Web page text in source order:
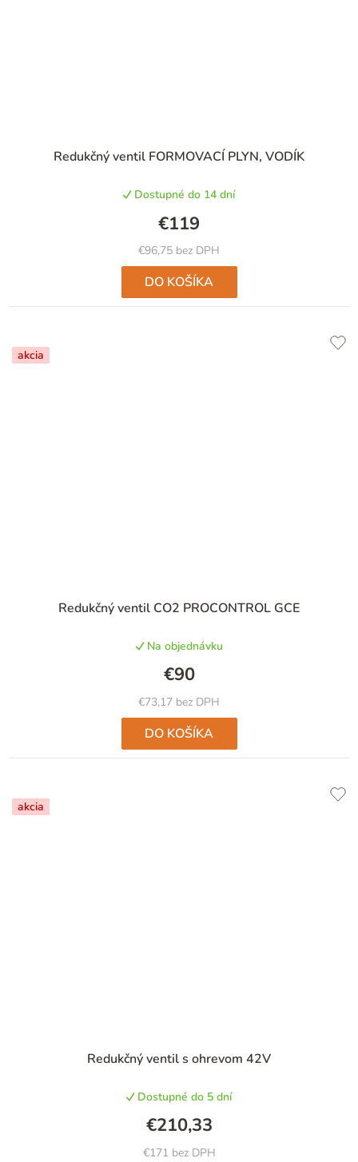
Redukčný ventil FORMOVACÍ PLYN, VODÍK
Dostupné do 14 dní
€96,75 bez DPH
€119
DO KOŠÍKA
akcia
Redukčný ventil CO2 PROCONTROL GCE
hodnotenie
je
5,0
z
5
hviezdičiek.
Na objednávku
€73,17 bez DPH
€90
DO KOŠÍKA
akcia
Redukčný ventil s ohrevom 42V
Dostupné do 5 dní
€171 bez DPH
€210,33